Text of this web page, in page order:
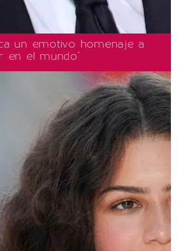
un emotivo homenaje a
en el mundo"